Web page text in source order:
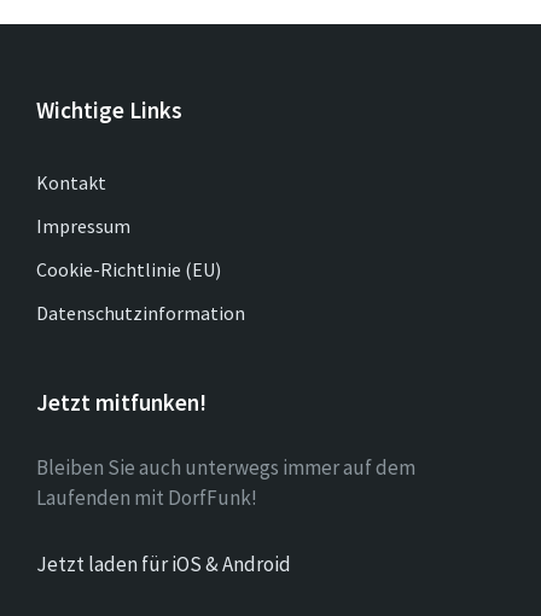
Wichtige Links
Kontakt
Impressum
Cookie-Richtlinie (EU)
Datenschutzinformation
Jetzt mitfunken!
Bleiben Sie auch unterwegs immer auf dem
Laufenden mit DorfFunk!
Jetzt laden für iOS & Android